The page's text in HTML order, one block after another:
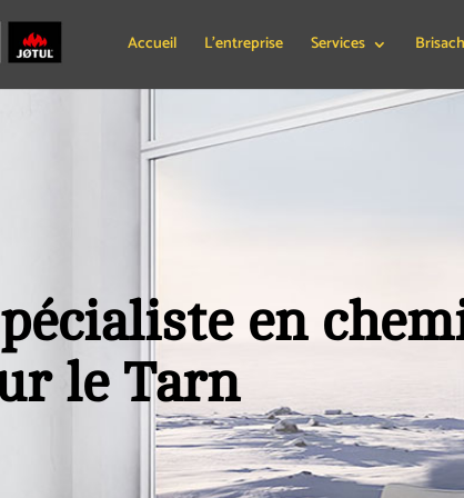
Accueil L’entreprise Services Brisach
en
le Tarn